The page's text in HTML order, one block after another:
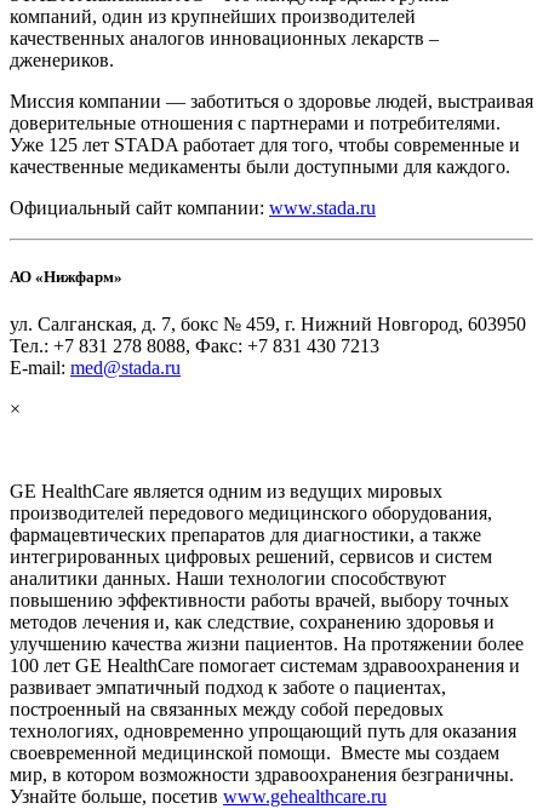
компаний, один из крупнейших производителей
качественных аналогов инновационных лекарств –
дженериков.
Миссия компании — заботиться о здоровье людей, выстраивая
доверительные отношения с партнерами и потребителями.
Уже 125 лет STADA работает для того, чтобы современные и
качественные медикаменты были доступными для каждого.
Официальный сайт компании: www.stada.ru
АО «Нижфарм»
ул. Салганская, д. 7, бокс № 459, г. Нижний Новгород, 603950
Тел.: +7 831 278 8088, Факс: +7 831 430 7213
E-mail: med@stada.ru
×
GE HealthCare является одним из ведущих мировых
производителей передового медицинского оборудования,
фармацевтических препаратов для диагностики, а также
интегрированных цифровых решений, сервисов и систем
аналитики данных. Наши технологии способствуют
повышению эффективности работы врачей, выбору точных
методов лечения и, как следствие, сохранению здоровья и
улучшению качества жизни пациентов. На протяжении более
100 лет GE HealthCare помогает системам здравоохранения и
развивает эмпатичный подход к заботе о пациентах,
построенный на связанных между собой передовых
технологиях, одновременно упрощающий путь для оказания
своевременной медицинской помощи. Вместе мы создаем
мир, в котором возможности здравоохранения безграничны.
Узнайте больше, посетив www.gehealthcare.ru